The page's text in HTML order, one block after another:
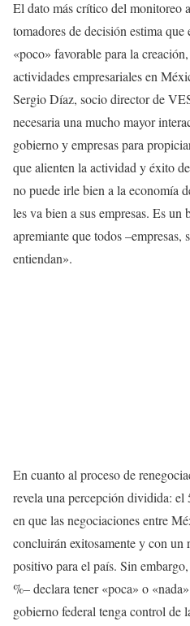
El dato más crítico del monitoreo
tomadores de decisión estima
«poco» favorable para la
actividades empresariales en
Sergio Díaz, socio director de
necesaria una mucho mayor
gobierno y empresas para
que alienten la actividad y éxito
no puede irle bien a la economía
les va bien a sus empresas. Es
apremiante que todos
entiendan».
En cuanto al proceso de
revela una percepción dividida: el
en que las negociaciones entre
concluirán exitosamente y con un
positivo para el país. Sin
%– declara tener «poca» o
gobierno federal tenga control de